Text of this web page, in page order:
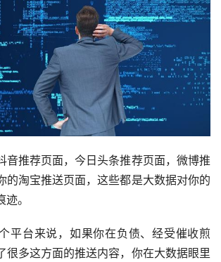
音推荐页面，今日头条推荐页面，微博推
的淘宝推送页面，这些都是大数据对你的
。
平台来说，如果你在负债、经受催收煎
很多这方面的推送内容，你在大数据眼里